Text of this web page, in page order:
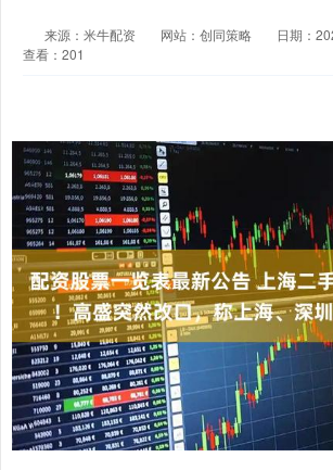
来源：米牛配资 网站：创同策略
日期：
查看：201